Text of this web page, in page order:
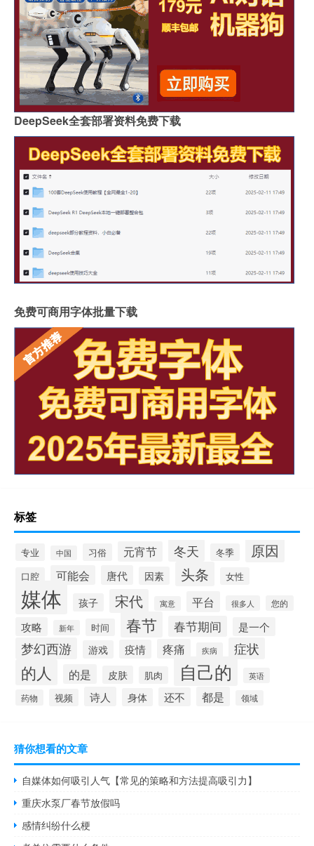
DeepSeek全套部署资料免费下载
免费可商用字体批量下载
标签
专业 中国 习俗 元宵节 冬天 冬季 原因
口腔 可能会 唐代 因素 头条 女性
媒体 孩子 宋代 寓意 平台 很多人 您的
攻略 新年 时间 春节 春节期间 是一个
梦幻西游 游戏 疫情 疼痛 疾病 症状
的人 的是 皮肤 肌肉 自己的 英语
药物 视频 诗人 身体 还不 都是 领域
猜你想看的文章
自媒体如何吸引人气【常见的策略和方法提高吸引力】
重庆水泵厂春节放假吗
感情纠纷什么梗